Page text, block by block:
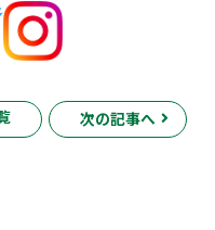
次の記事へ